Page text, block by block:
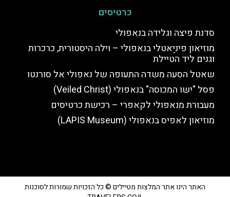
כרטיסים
סדנת פיצה וגלידה בנאפולי
מוזיאון פיניַאטלי בנאפולי – וילה היסטורית, כרכרות
וגנים ליד הטיילת
שאטל הסעה משדה התעופה של נאפולי אל סורנטו
פסל "ישו המכוסה" בנאפולי (Veiled Christ)
מעבורת מנאפולי לקאפרי – רכישת כרטיסים
מוזיאון לאפיס בנאפולי (LAPIS Museum)
האתר הינו אתר המלצות מטיילים © כל הזכויות שמורות לסוכנות